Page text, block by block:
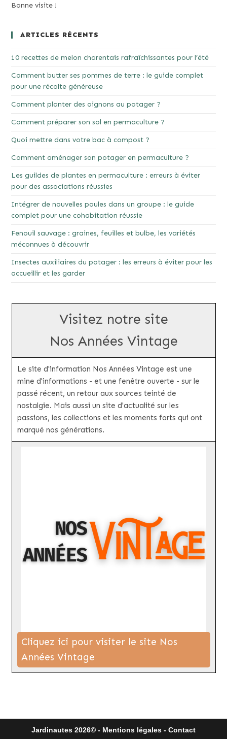
Bonne visite !
ARTICLES RÉCENTS
10 recettes de melon charentais rafraîchissantes pour l’été
Comment butter ses pommes de terre : le guide complet
pour une récolte généreuse
Comment planter des oignons au potager ?
Comment préparer son sol en permaculture ?
Quoi mettre dans votre bac à compost ?
Comment aménager son potager en permaculture ?
Les guildes de plantes en permaculture : erreurs à éviter
pour des associations réussies
Intégrer de nouvelles poules dans un groupe : le guide
complet pour une cohabitation réussie
Fenouil sauvage : graines, feuilles et bulbe, les variétés
méconnues à découvrir
Insectes auxiliaires du potager : les erreurs à éviter pour les
accueillir et les garder
Visitez notre site
Nos Années Vintage
Le site d'information Nos Années Vintage est une
mine d'informations - et une fenêtre ouverte - sur le
passé récent, un retour aux sources teinté de
nostalgie. Mais aussi un site d'actualité sur les
passions, les collections et les moments forts qui ont
marqué nos générations.
Cliquez ici pour visiter le site Nos
Années Vintage
Jardinautes 2026© - Mentions légales - Contact